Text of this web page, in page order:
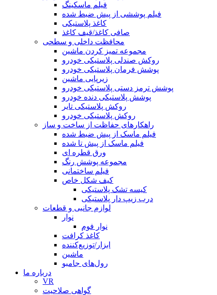
فیلم ماسکینگ
فیلم پوششی از پیش ضبط شده
کاغذ پلاستیکی
صافی کاغذ/قیف کاغذ
محافظت داخلی و سطحی
مجموعه تمیز کردن ماشین
روکش صندلی پلاستیکی خودرو
پوشش فرمان پلاستیکی خودرو
زیرپایی ماشین
پوشش ترمز دستی پلاستیکی خودرو
پوشش پلاستیکی دنده خودرو
روکش پلاستیکی تایر
روکش پلاستیکی خودرو
راهکارهای حفاظت از ساخت و ساز
فیلم ماسک از پیش ضبط شده
فیلم ماسک از پیش تا شده
ورق قطره ای
مجموعه پوشش رنگ
فیلم ساختمانی
کیف شکل خاص
کیسه تشک پلاستیکی
درب زیپ دار پلاستیکی
لوازم جانبی و قطعات
نوار
نوار فوم
کاغذ کرافت
ابزار/توزیع‌کننده
ماشین
رول‌های جامبو
درباره ما
VR
گواهی صلاحیت